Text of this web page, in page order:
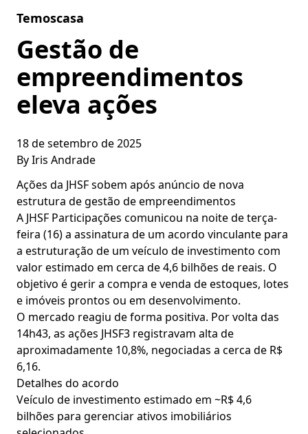
Temoscasa
Gestão de
empreendimentos
eleva ações
18 de setembro de 2025
ByIris Andrade
Ações da JHSF sobem após anúncio de nova
estrutura de gestão de empreendimentos
A JHSF Participações comunicou na noite de terça-
feira (16) a assinatura de um acordo vinculante para
a estruturação de um veículo de investimento com
valor estimado em cerca de 4,6 bilhões de reais. O
objetivo é gerir a compra e venda de estoques, lotes
e imóveis prontos ou em desenvolvimento.
O mercado reagiu de forma positiva. Por volta das
14h43, as ações JHSF3 registravam alta de
aproximadamente 10,8%, negociadas a cerca de R$
6,16.
Detalhes do acordo
Veículo de investimento estimado em ~R$ 4,6
bilhões para gerenciar ativos imobiliários